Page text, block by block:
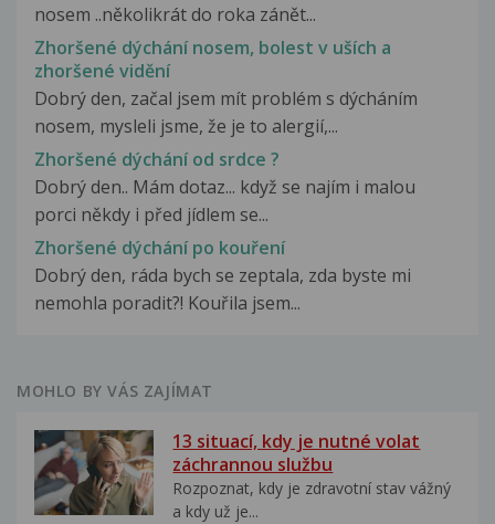
nosem ..několikrát do roka zánět...
Zhoršené dýchání nosem, bolest v uších a
zhoršené vidění
Dobrý den, začal jsem mít problém s dýcháním
nosem, mysleli jsme, že je to alergií,...
Zhoršené dýchání od srdce ?
Dobrý den.. Mám dotaz... když se najím i malou
porci někdy i před jídlem se...
Zhoršené dýchání po kouření
Dobrý den, ráda bych se zeptala, zda byste mi
nemohla poradit?! Kouřila jsem...
MOHLO BY VÁS ZAJÍMAT
13 situací, kdy je nutné volat
záchrannou službu
Rozpoznat, kdy je zdravotní stav vážný
a kdy už je...